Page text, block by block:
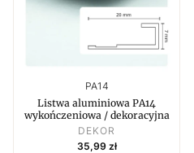
Kod produktu
PA14
Listwa aluminiowa PA14
wykończeniowa / dekoracyjna
PRODUCENT
DEKOR
Cena
35,99 zł